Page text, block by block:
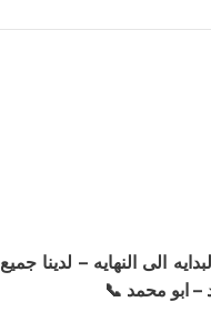
الى النهايه – لدينا
– ابو محمد 📞